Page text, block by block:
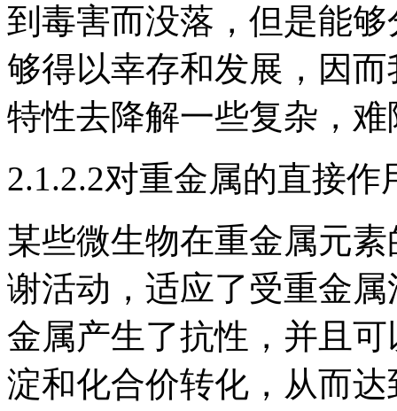
到毒害而没落，但是能
够得以幸存和发展，因
特性去降解一些复杂，
2.1.2.2对重金属的直接作
某些微生物在重金属元
谢活动，适应了受重金
金属产生了抗性，并且
淀和化合价转化，从而